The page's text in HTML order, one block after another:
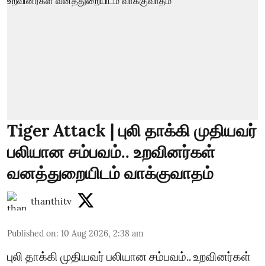
Tiger Attack | புலி தாக்கி முதியவர்
பலியான சம்பவம்.. உறவினர்கள்
வனத்துறையிடம் வாக்குவாதம்
thanthitv
Published on: 10 Aug 2026, 2:38 am
புலி தாக்கி முதியவர் பலியான சம்பவம்.. உறவினர்கள்